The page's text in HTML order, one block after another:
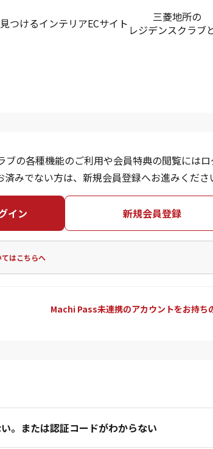
見つけるインテリアECサイト
三菱地所の
レジデンスクラブ
ブの各種機能のご利用や会員特典の閲覧には
みでない方は、新規会員登録へお進みくださ
イン 新規会員登録
はこちらへ
Machi Pass未連携のアカウントをお持ち
。または認証コードがわからない